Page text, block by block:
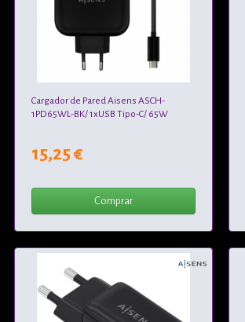
Cargador de Pared Aisens ASCH-
1PD65WL-BK/ 1xUSB Tipo-C/ 65W
15,25 €
Comprar